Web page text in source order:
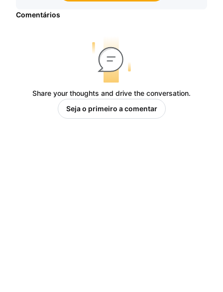
Comentários
Share your thoughts and drive the conversation.
Seja o primeiro a comentar